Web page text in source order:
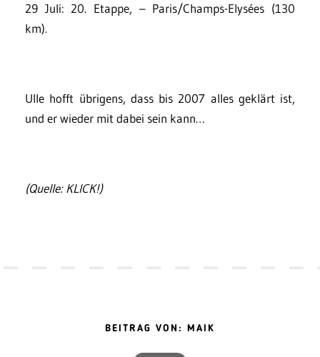
29 Juli: 20. Etappe, – Paris/Champs-Elysées (130
km).
Ulle hofft übrigens, dass bis 2007 alles geklärt ist,
und er wieder mit dabei sein kann…
(Quelle: KLICK!)
BEITRAG VON: MAIK